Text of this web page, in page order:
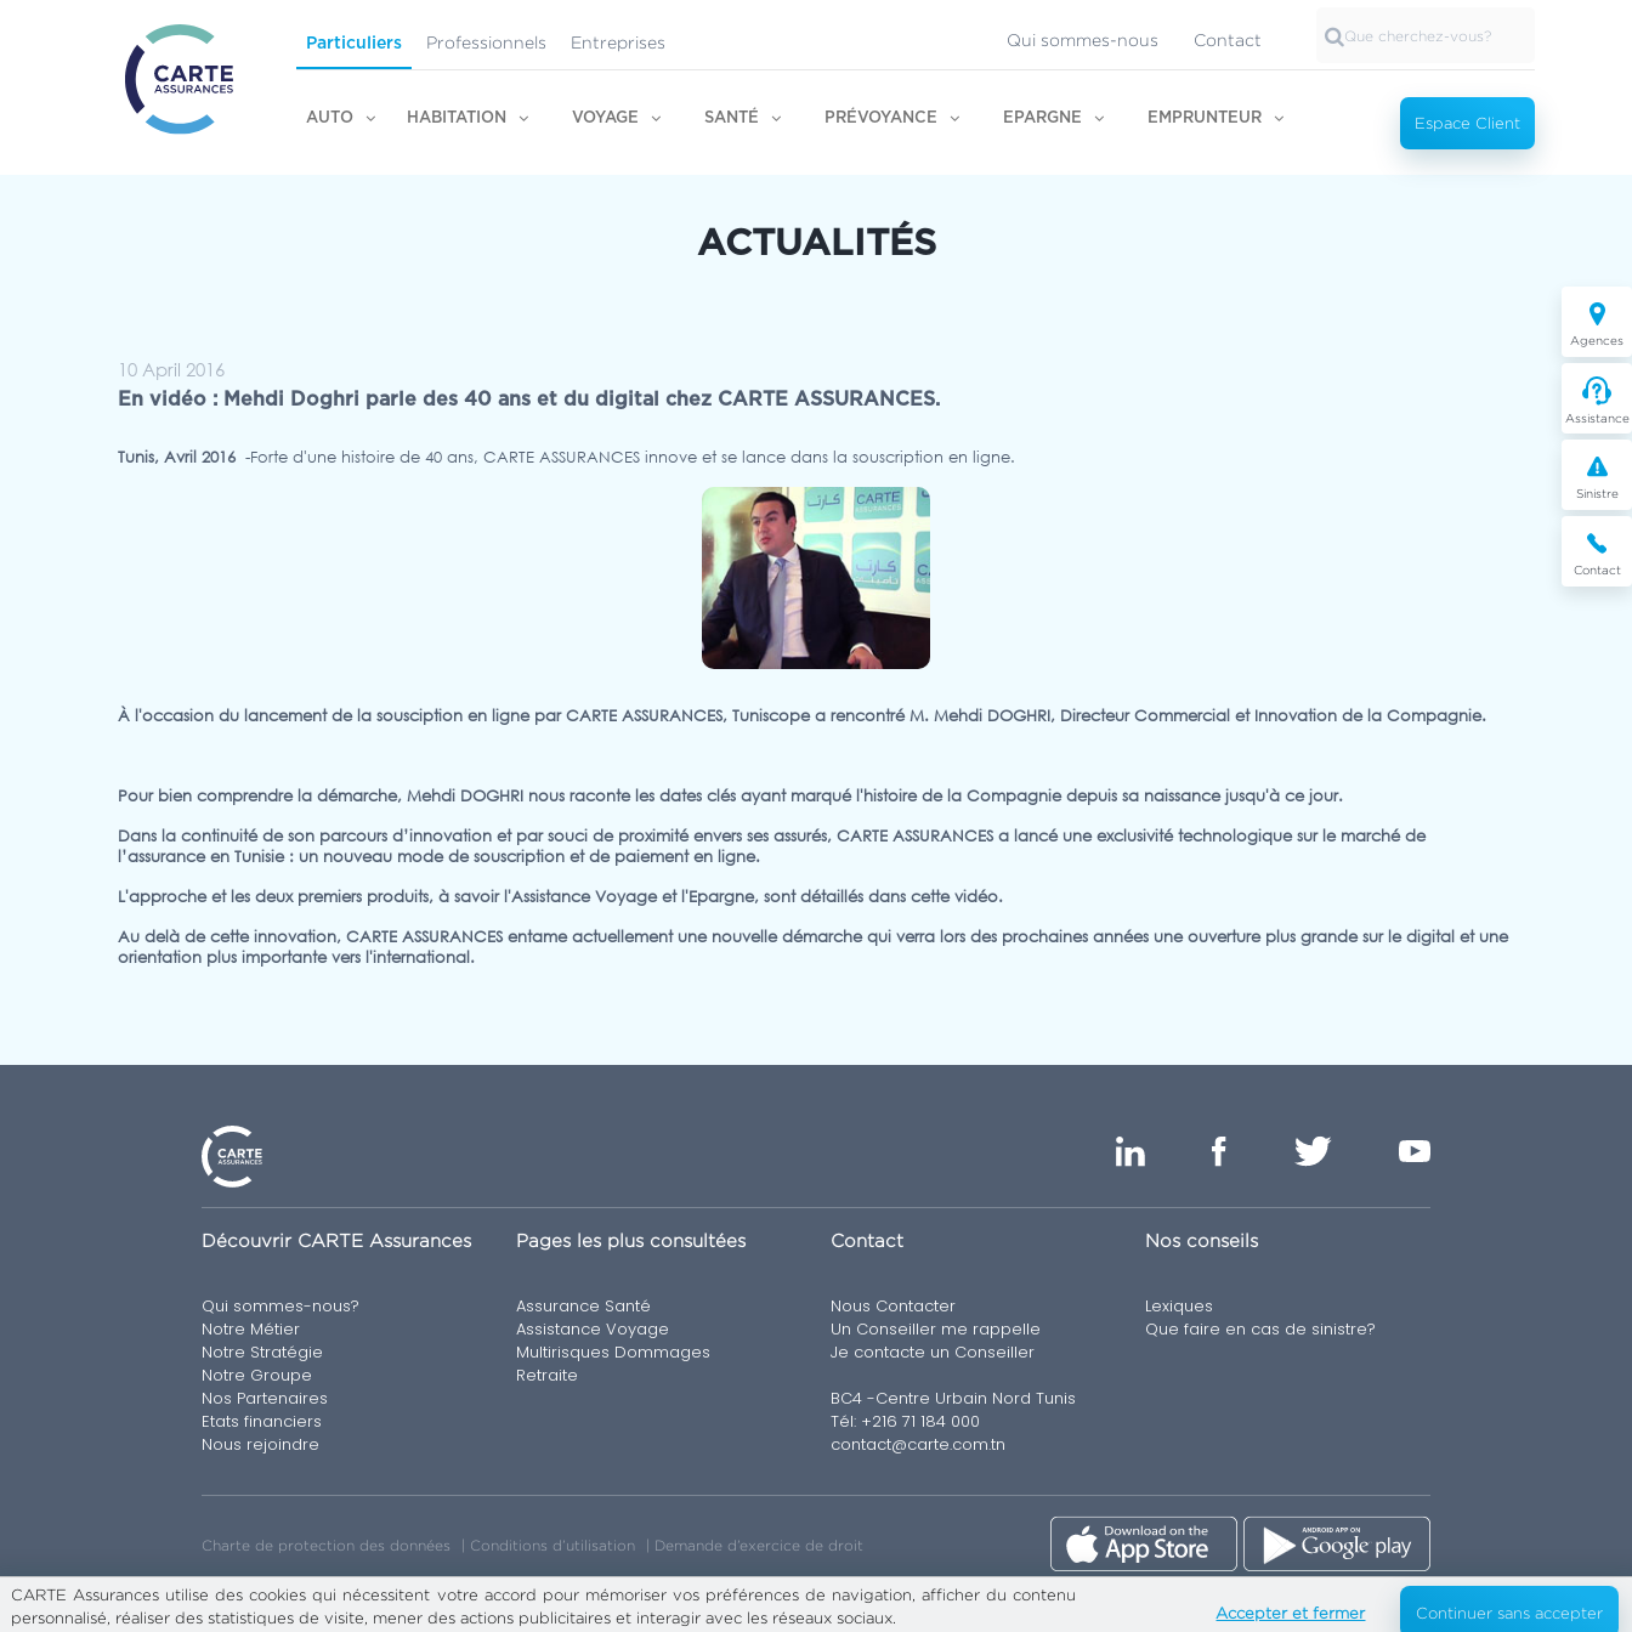
Particuliers Professionnels Entreprises Qui sommes-nous Contact
AUTO HABITATION VOYAGE SANTÉ PRÉVOYANCE EPARGNE EMPRUNTEUR Espace Client
Agences
Assistance
Sinistre
Contact
ACTUALITÉS
10 April 2016
En vidéo : Mehdi Doghri parle des 40 ans et du digital chez CARTE ASSURANCES.
Tunis, Avril 2016 -Forte d'une histoire de 40 ans, CARTE ASSURANCES innove et se lance dans la souscription en ligne.
À l'occasion du lancement de la sousciption en ligne par CARTE ASSURANCES, Tuniscope a rencontré M. Mehdi DOGHRI, Directeur Commercial et Innovation de la Compagnie.
Pour bien comprendre la démarche, Mehdi DOGHRI nous raconte les dates clés ayant marqué l'histoire de la Compagnie depuis sa naissance jusqu'à ce jour.
Dans la continuité de son parcours d’innovation et par souci de proximité envers ses assurés, CARTE ASSURANCES a lancé une exclusivité technologique sur le marché de
l’assurance en Tunisie : un nouveau mode de souscription et de paiement en ligne.
L'approche et les deux premiers produits, à savoir l'Assistance Voyage et l'Epargne, sont détaillés dans cette vidéo.
Au delà de cette innovation, CARTE ASSURANCES entame actuellement une nouvelle démarche qui verra lors des prochaines années une ouverture plus grande sur le digital et une
orientation plus importante vers l'international.
Découvrir CARTE Assurances
Qui sommes-nous?
Notre Métier
Notre Stratégie
Notre Groupe
Nos Partenaires
Etats financiers
Nous rejoindre
Pages les plus consultées
Assurance Santé
Assistance Voyage
Multirisques Dommages
Retraite
Contact
Nous Contacter
Un Conseiller me rappelle
Je contacte un Conseiller
BC4 -Centre Urbain Nord Tunis
Tél: +216 71 184 000
contact@carte.com.tn
Nos conseils
Lexiques
Que faire en cas de sinistre?
Charte de protection des données Conditions d’utilisation Demande d’exercice de droit
CARTE Assurances utilise des cookies qui nécessitent votre accord pour mémoriser vos préférences de navigation, afficher du contenu
personnalisé, réaliser des statistiques de visite, mener des actions publicitaires et interagir avec les réseaux sociaux.
Continuer sans accepter
Accepter et fermer